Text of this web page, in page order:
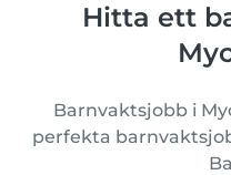
Hitta ett
Barnvaktsjobb i
perfekta